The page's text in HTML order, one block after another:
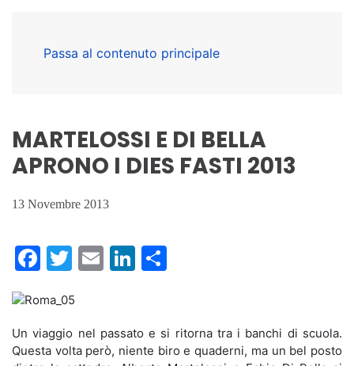
Passa al contenuto principale
MARTELOSSI E DI BELLA
APRONO I DIES FASTI 2013
13 Novembre 2013
Facebook
Twitter
EmailLinkedIn
Un viaggio nel passato e si ritorna tra i banchi di scuola.
Questa volta però, niente biro e quaderni, ma un bel posto